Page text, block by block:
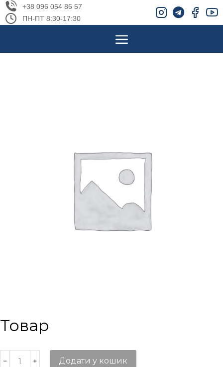
+38 096 054 86 57
ПН-ПТ 8:30-17:30
Товар
Додати у кошик